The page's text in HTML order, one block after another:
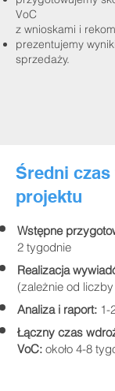
VoC
z wnioskami i
prezentujemy
sprzedaży.
Średni
projektu
Wstępne
2 tygodnie
Realizacja
(zależnie od
Analiza i raport: 1-
Łączny czas
VoC: około 4-8